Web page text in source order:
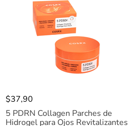
$37,90
5 PDRN Collagen Parches de
Hidrogel para Ojos Revitalizantes